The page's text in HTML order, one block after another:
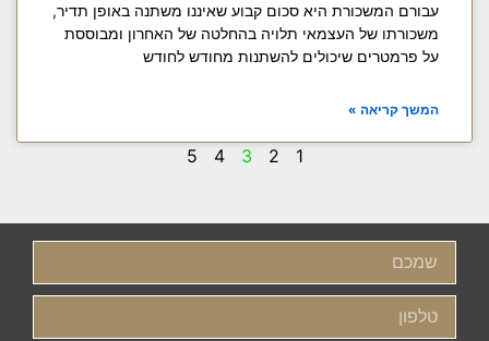
עבורם המשכורת היא סכום קבוע שאיננו משתנה באופן תדיר,
משכורתו של העצמאי תלויה בהחלטה של האחרון ומבוססת
על פרמטרים שיכולים להשתנות מחודש לחודש
המשך קריאה »
1
2
3
4
5